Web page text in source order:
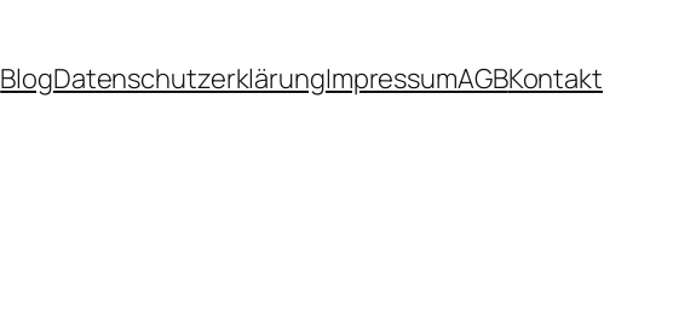
BlogDatenschutzerklärungImpressumAGBKontakt